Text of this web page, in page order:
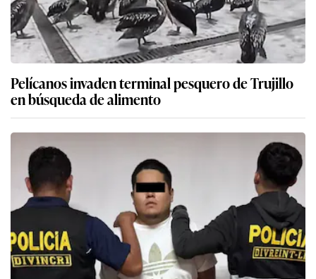
Pelícanos invaden terminal pesquero de Trujillo
en búsqueda de alimento